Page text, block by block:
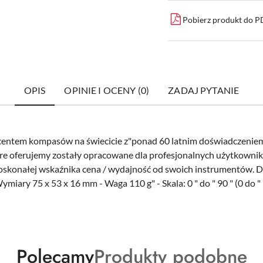
Pobierz produkt do
OPIS OPINIE I OCENY (0) ZADAJ PYTANIE
kompasów na świecicie z"ponad 60 latnim
oferujemy zostały opracowane dla profesjonalnych
wskaźnika cena / wydajność od swoich instrumentów.
75 x 53 x 16 mm - Waga 110 g" - Skala: 0 " do " 90 " (0 do
Produkty
PolecamyProdukty
Produkty podobne